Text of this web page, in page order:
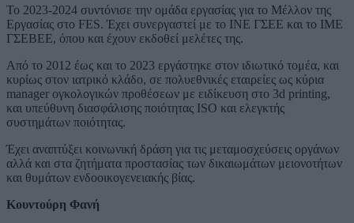
Το 2023-2024 συντόνισε την ομάδα εργασίας για το Μέλλον της
Εργασίας στο FES. Έχει συνεργαστεί με το ΙΝΕ ΓΣΕΕ και το ΙΜΕ
ΓΣΕΒΕΕ, όπου και έχουν εκδοθεί μελέτες της.
Από το 2012 έως και το 2023 εργάστηκε στον ιδιωτικό τομέα, και
κυρίως στον ιατρικό κλάδο, σε πολυεθνικές εταιρείες ως κύρια
manager ογκολογικών προθέσεων με ειδίκευση στο 3d printing,
και υπεύθυνη διασφάλισης ποιότητας ISO και ελεγκτής
συστημάτων ποιότητας.
Έχει αναπτύξει κοινωνική δράση για τις μεταμοσχεύσεις οργάνων
αλλά και στα ζητήματα προστασίας των δικαιωμάτων μειονοτήτων
και θυμάτων ενδοοικογενειακής βίας.
Κουντούρη Φανή